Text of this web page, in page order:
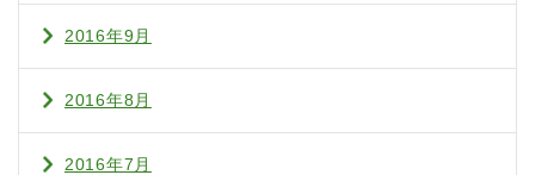
2016年9月
2016年8月
2016年7月